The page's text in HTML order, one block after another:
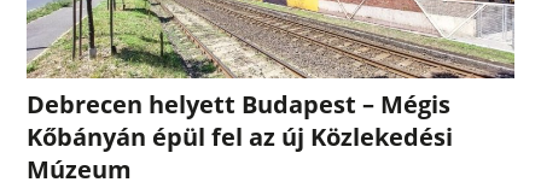
Debrecen helyett Budapest – Mégis
Kőbányán épül fel az új Közlekedési
Múzeum